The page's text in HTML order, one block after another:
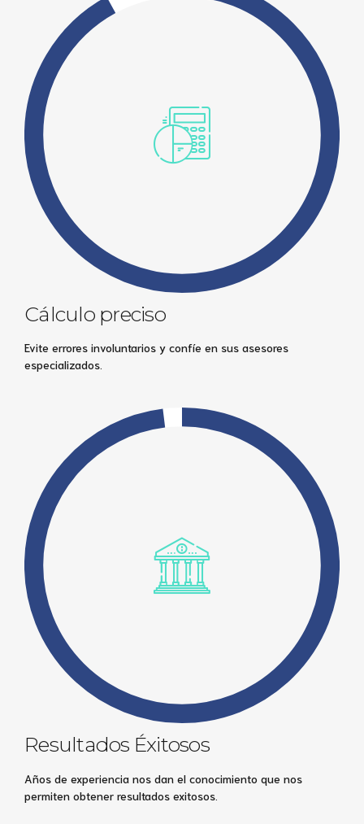
Cálculo preciso
Evite errores involuntarios y confíe en sus asesores
especializados.
Resultados Éxitosos
Años de experiencia nos dan el conocimiento que nos
permiten obtener resultados exitosos.